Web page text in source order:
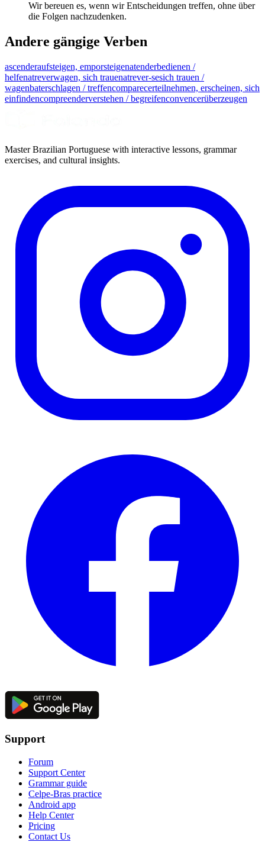
Wir bereuen es, wenn wir Entscheidungen treffen, ohne über
die Folgen nachzudenken.
Andere gängige Verben
ascenderaufsteigen, emporsteigenatenderbedienen /
helfenatreverwagen, sich trauenatrever-sesich trauen /
wagenbaterschlagen / treffencomparecerteilnehmen, erscheinen, sich
einfindencompreenderverstehen / begreifenconvencerüberzeugen
Master Brazilian Portuguese with interactive lessons, grammar
exercises, and cultural insights.
Support
Forum
Support Center
Grammar guide
Celpe-Bras practice
Android app
Help Center
Pricing
Contact Us